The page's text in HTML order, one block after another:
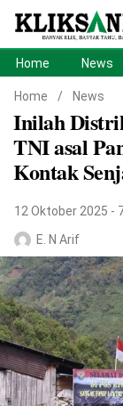
Politik Sport
Lifestyle
Otomotif Teknologi
Home News
Home / News
Inilah
TNI asal
Kontak
12 Oktober 2025 -
E. N Arif